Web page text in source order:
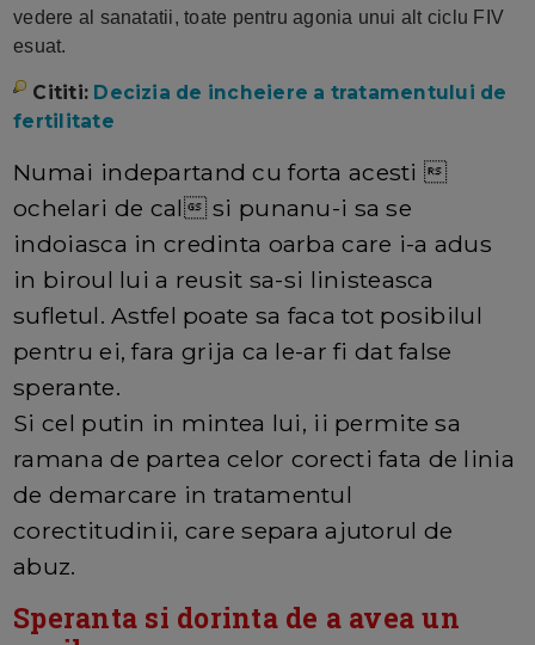
vedere al sanatatii, toate pentru agonia unui alt ciclu FIV
esuat.
Cititi: Decizia de incheiere a tratamentului de
fertilitate
Numai indepartand cu forta acesti
ochelari de cal si punanu-i sa se
indoiasca in credinta oarba care i-a adus
in biroul lui a reusit sa-si linisteasca
sufletul. Astfel poate sa faca tot posibilul
pentru ei, fara grija ca le-ar fi dat false
sperante.
Si cel putin in mintea lui, ii permite sa
ramana de partea celor corecti fata de linia
de demarcare in tratamentul
corectitudinii, care separa ajutorul de
abuz.
Speranta si dorinta de a avea un